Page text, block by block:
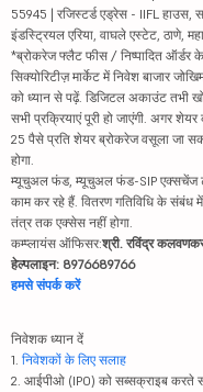
55945 | रजिस्टर्ड एड्रेस - IIFL हाउस,
इंडस्ट्रियल एरिया, वाघले एस्टेट, ठाणे,
*ब्रोकरेज फ्लैट फीस / निष्पादित ऑर्डर
सिक्योरिटीज़ मार्केट में निवेश बाजार
को ध्यान से पढ़ें. डिजिटल अकाउंट तभी
सभी प्रक्रियाएं पूरी हो जाएंगी. अगर
25 पैसे प्रति शेयर ब्रोकरेज वसूला जा
होगा.
म्यूचुअल फंड, म्यूचुअल फंड-SIP एक्सचेंज
काम कर रहे हैं. वितरण गतिविधि के संबंध
तंत्र तक एक्सेस नहीं होगा.
कम्प्लायंस ऑफिसर:श्री. रविंद्र
हेल्पलाइन: 8976689766
हमसे संपर्क करें
निवेशक ध्यान दें
1. निवेशकों के लिए सलाह
2. आईपीओ (IPO) को सब्सक्राइब करते